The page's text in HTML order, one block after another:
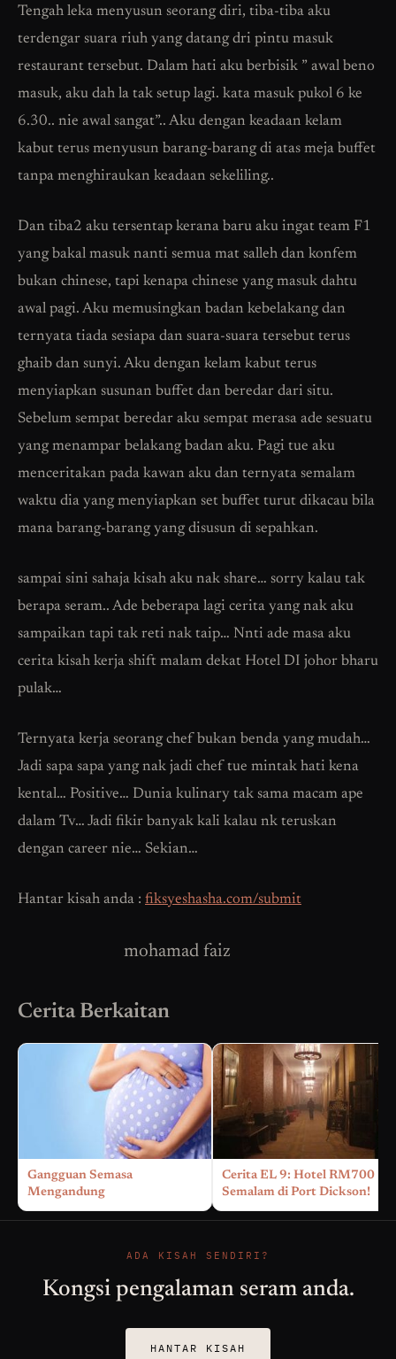
Tengah leka menyusun seorang diri, tiba-tiba aku
terdengar suara riuh yang datang dri pintu masuk
restaurant tersebut. Dalam hati aku berbisik ” awal beno
masuk, aku dah la tak setup lagi. kata masuk pukol 6 ke
6.30.. nie awal sangat”.. Aku dengan keadaan kelam
kabut terus menyusun barang-barang di atas meja buffet
tanpa menghiraukan keadaan sekeliling..
Dan tiba2 aku tersentap kerana baru aku ingat team F1
yang bakal masuk nanti semua mat salleh dan konfem
bukan chinese, tapi kenapa chinese yang masuk dahtu
awal pagi. Aku memusingkan badan kebelakang dan
ternyata tiada sesiapa dan suara-suara tersebut terus
ghaib dan sunyi. Aku dengan kelam kabut terus
menyiapkan susunan buffet dan beredar dari situ.
Sebelum sempat beredar aku sempat merasa ade sesuatu
yang menampar belakang badan aku. Pagi tue aku
menceritakan pada kawan aku dan ternyata semalam
waktu dia yang menyiapkan set buffet turut dikacau bila
mana barang-barang yang disusun di sepahkan.
sampai sini sahaja kisah aku nak share… sorry kalau tak
berapa seram.. Ade beberapa lagi cerita yang nak aku
sampaikan tapi tak reti nak taip… Nnti ade masa aku
cerita kisah kerja shift malam dekat Hotel DI johor bharu
pulak…
Ternyata kerja seorang chef bukan benda yang mudah…
Jadi sapa sapa yang nak jadi chef tue mintak hati kena
kental… Positive… Dunia kulinary tak sama macam ape
dalam Tv… Jadi fikir banyak kali kalau nk teruskan
dengan career nie… Sekian…
Hantar kisah anda : fiksyeshasha.com/submit
mohamad faiz
Cerita Berkaitan
Gangguan Semasa
Mengandung
Cerita EL 9: Hotel RM700
Semalam di Port Dickson!
ADA KISAH SENDIRI?
Kongsi pengalaman seram anda.
HANTAR KISAH